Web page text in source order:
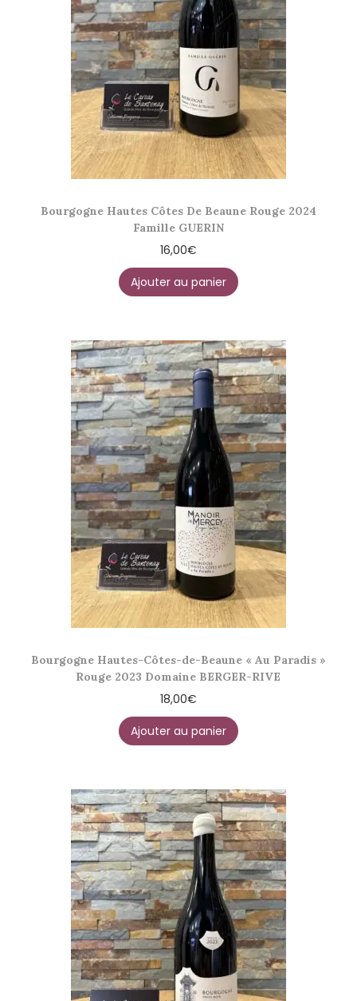
Bourgogne Hautes Côtes De Beaune Rouge 2024
Famille GUERIN
16,00€
Ajouter au panier
Bourgogne Hautes-Côtes-de-Beaune « Au Paradis »
Rouge 2023 Domaine BERGER-RIVE
18,00€
Ajouter au panier